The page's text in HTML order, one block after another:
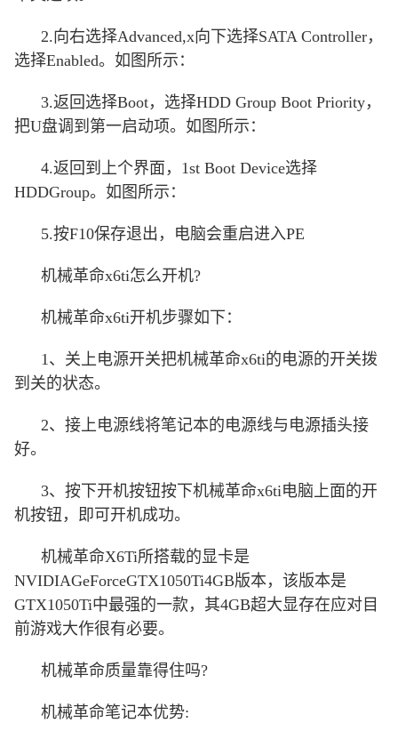
2.向右选择Advanced,x向下选择SATA Controller，
选择Enabled。如图所示：
3.返回选择Boot，选择HDD Group Boot Priority，
把U盘调到第一启动项。如图所示：
4.返回到上个界面，1st Boot Device选择
HDDGroup。如图所示：
5.按F10保存退出，电脑会重启进入PE
机械革命x6ti怎么开机?
机械革命x6ti开机步骤如下：
1、关上电源开关把机械革命x6ti的电源的开关拨
到关的状态。
2、接上电源线将笔记本的电源线与电源插头接
好。
3、按下开机按钮按下机械革命x6ti电脑上面的开
机按钮，即可开机成功。
机械革命X6Ti所搭载的显卡是
NVIDIAGeForceGTX1050Ti4GB版本，该版本是
GTX1050Ti中最强的一款，其4GB超大显存在应对目
前游戏大作很有必要。
机械革命质量靠得住吗?
机械革命笔记本优势: